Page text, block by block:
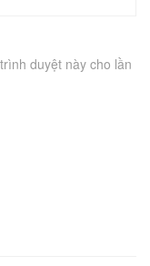
duyệt này cho lần